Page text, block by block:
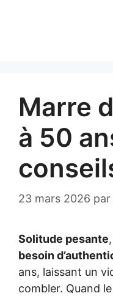
Marre
à 50
23 mars 2026 par
Solitude pesante,
besoin
ans, laissant un
combler. Quand